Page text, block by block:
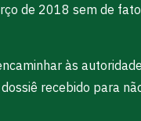
de 2018 sem de
às
recebido para